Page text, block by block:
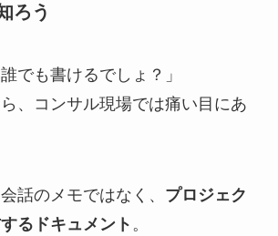
ろう
でも書けるでしょ？」
、コンサル現場では痛い目にあ
話のメモではなく、 プロジェク
るドキュメント 。